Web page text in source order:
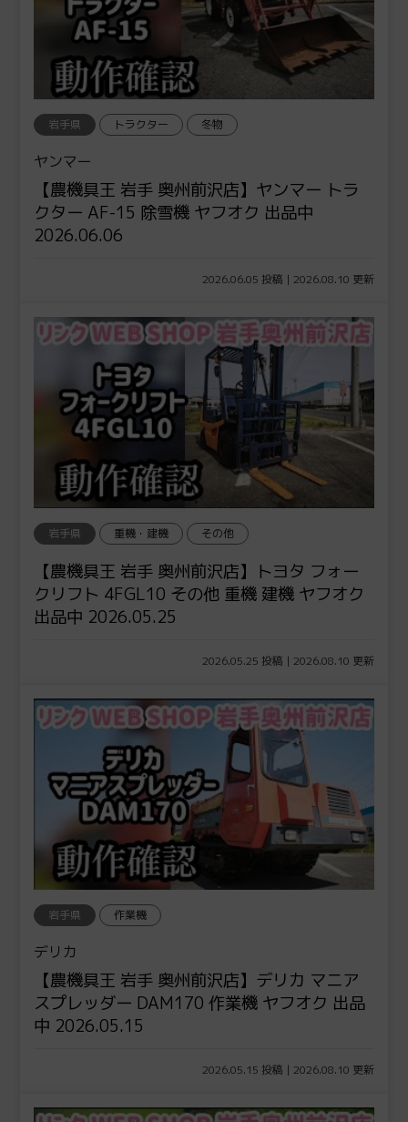
岩手県 トラクター 冬物
ヤンマー
【農機具王 岩手 奥州前沢店】ヤンマー トラ
クター AF-15 除雪機 ヤフオク 出品中
2026.06.06
2026.06.05 投稿 | 2026.08.10 更新
岩手県 重機・建機 その他
【農機具王 岩手 奥州前沢店】トヨタ フォー
クリフト 4FGL10 その他 重機 建機 ヤフオク
出品中 2026.05.25
2026.05.25 投稿 | 2026.08.10 更新
岩手県 作業機
デリカ
【農機具王 岩手 奥州前沢店】デリカ マニア
スプレッダー DAM170 作業機 ヤフオク 出品
中 2026.05.15
2026.05.15 投稿 | 2026.08.10 更新